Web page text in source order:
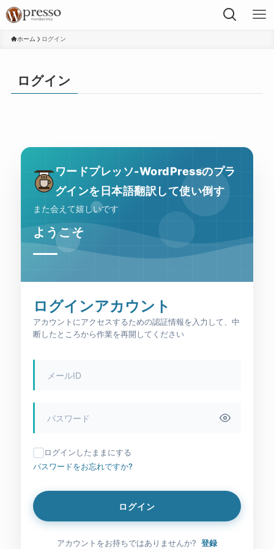
ホーム ログイン
ログイン
ワードプレッソ-WordPressのプラ
グインを日本語翻訳して使い倒す
また会えて嬉しいです
ようこそ
ログインアカウント
アカウントにアクセスするための認証情報を入力して、中
断したところから作業を再開してください
ログインしたままにする
パスワードをお忘れですか?
ログイン
アカウントをお持ちではありませんか? 登録